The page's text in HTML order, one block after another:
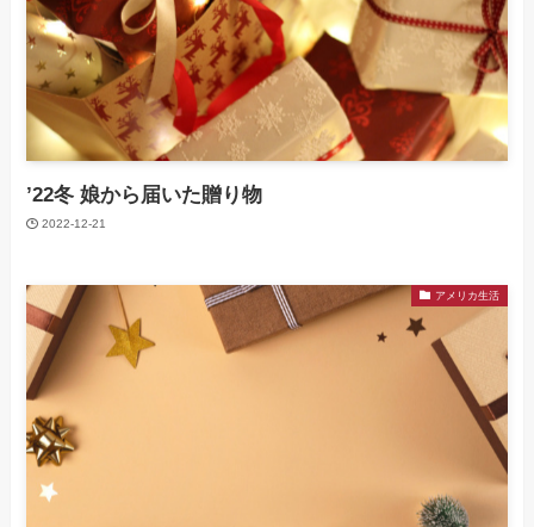
’22冬 娘から届いた贈り物
2022-12-21
アメリカ生活